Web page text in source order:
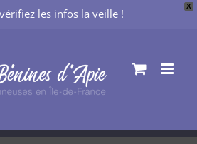
X
vérifiez les infos la veille !